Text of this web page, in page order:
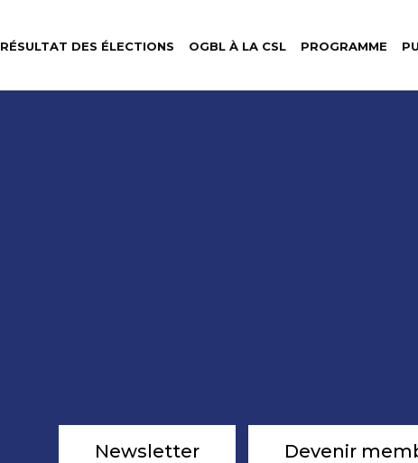
RÉSULTAT DES ÉLECTIONS OGBL À LA CSL PROGRAMME
Newsletter Devenir